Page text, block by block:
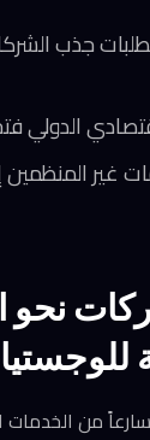
جذب
الدولي
غير
نحو
من الخدمات